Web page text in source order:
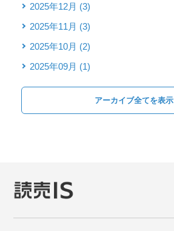
2025年12月 (3)
2025年11月 (3)
2025年10月 (2)
2025年09月 (1)
アーカイブ全てを表示